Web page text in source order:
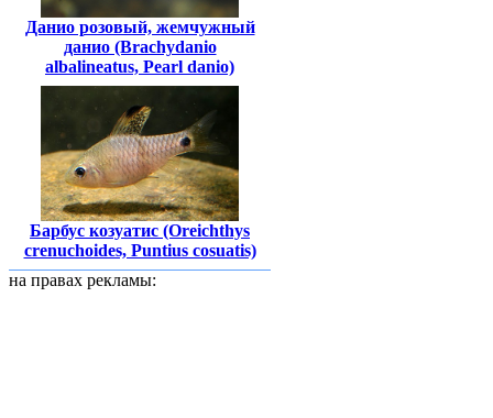
Данио розовый, жемчужный
данио (Brachydanio
albalineatus, Pearl danio)
Барбус козуатис (Oreichthys
crenuchoides, Puntius cosuatis)
на правах рекламы: